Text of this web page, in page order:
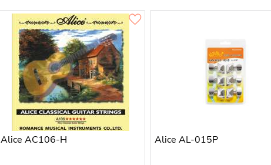
Alice AC106-H Alice AL-015P